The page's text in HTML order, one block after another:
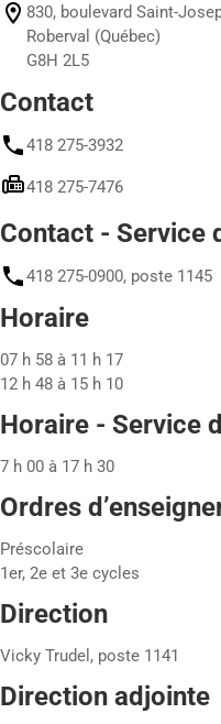
830, boulevard Saint-
Roberval (Québec)
G8H 2L5
Contact
418 275-3932
418 275-7476
Contact - Service
418 275-0900, poste 1145
Horaire
07 h 58 à 11 h 17
12 h 48 à 15 h 10
Horaire - Service
7 h 00 à 17 h 30
Ordres
Préscolaire
1er, 2e et 3e cycles
Direction
Vicky Trudel, poste 1141
Direction adjointe